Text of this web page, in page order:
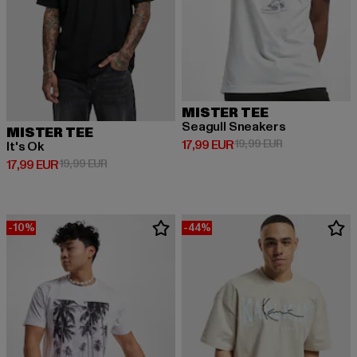
MISTER TEE
It's Ok
17,99 EUR
Derzeitiger Preis: 17,99 EUR
19,99 EURAktionspreis: 19,99 EUR
MISTER TEE
Seagull Sneakers
17,99 EUR
Derzeitiger Preis: 17,99 EUR
19,99 EURAktionspreis:
-10% -44%